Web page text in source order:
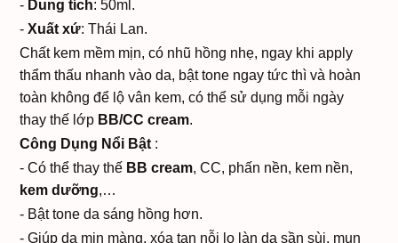
- Dung tích: 50ml.
- Xuất xứ: Thái Lan.
Chất kem mềm mịn, có nhũ hồng nhẹ, ngay khi apply
thẩm thấu nhanh vào da, bật tone ngay tức thì và hoàn
toàn không để lộ vân kem, có thể sử dụng mỗi ngày
thay thế lớp BB/CC cream.
Công Dụng Nổi Bật :
- Có thể thay thế BB cream, CC, phấn nền, kem nền,
kem dưỡng,…
- Bật tone da sáng hồng hơn.
- Giúp da mịn màng, xóa tan nỗi lo làn da sần sùi, mụn